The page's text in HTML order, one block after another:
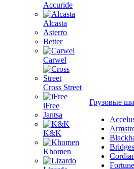
Accuride
Alcasta
Asterro
Better
Carwel
Cross Street
iFree
Jantsa
K&K
Khomen
Грузовые
Fortune